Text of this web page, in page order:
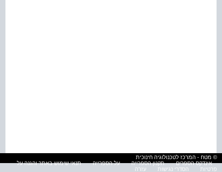
© מטח - המרכז לטכנולוגיה חינוכית
אינדקס הספרים
תקנון הספרייה על הספרייה
תנאי שימוש באתר והגנה על
פרטיות
הסדרי נגישות עזרה